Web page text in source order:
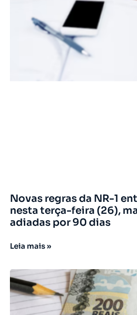
Novas regras da NR-1
nesta terça-feira (26),
adiadas por 90 dias
Leia mais »